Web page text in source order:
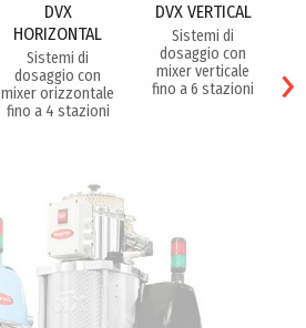
DVX
HORIZONTAL
Sistemi di
dosaggio con
mixer orizzontale
fino a 4 stazioni
DVX VERTICAL
Sistemi di
dosaggio con
mixer verticale
fino a 6 stazioni
›